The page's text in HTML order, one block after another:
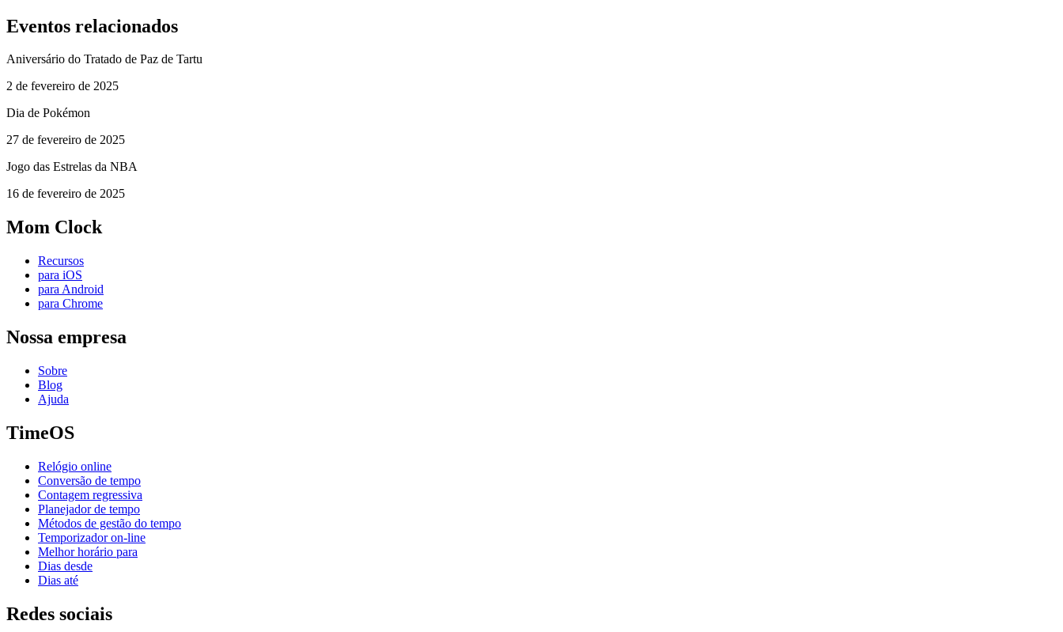
Eventos relacionados
Aniversário do Tratado de Paz de Tartu
2 de fevereiro de 2025
Dia de Pokémon
27 de fevereiro de 2025
Jogo das Estrelas da NBA
16 de fevereiro de 2025
Mom Clock
Recursos
para iOS
para Android
para Chrome
Nossa empresa
Sobre
Blog
Ajuda
TimeOS
Relógio online
Conversão de tempo
Contagem regressiva
Planejador de tempo
Métodos de gestão do tempo
Temporizador on-line
Melhor horário para
Dias desde
Dias até
Redes sociais